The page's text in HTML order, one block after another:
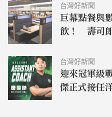
台灣好新聞
巨幕點餐與
飲！ 壽司
台灣好新聞
迎來冠軍級
傑正式接任